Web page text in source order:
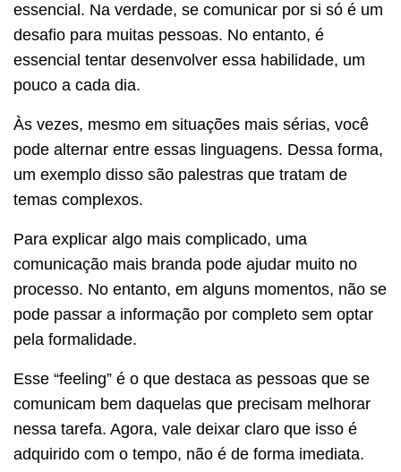
essencial. Na verdade, se comunicar por si só é um
desafio para muitas pessoas. No entanto, é
essencial tentar desenvolver essa habilidade, um
pouco a cada dia.
Às vezes, mesmo em situações mais sérias, você
pode alternar entre essas linguagens. Dessa forma,
um exemplo disso são palestras que tratam de
temas complexos.
Para explicar algo mais complicado, uma
comunicação mais branda pode ajudar muito no
processo. No entanto, em alguns momentos, não se
pode passar a informação por completo sem optar
pela formalidade.
Esse “feeling” é o que destaca as pessoas que se
comunicam bem daquelas que precisam melhorar
nessa tarefa. Agora, vale deixar claro que isso é
adquirido com o tempo, não é de forma imediata.